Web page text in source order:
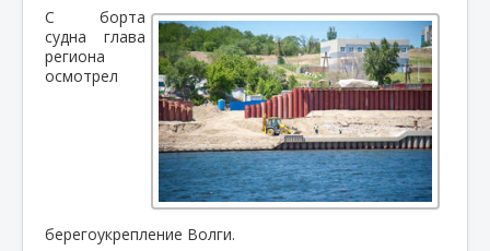
С борта
судна глава
региона
осмотрел
берегоукрепление Волги.